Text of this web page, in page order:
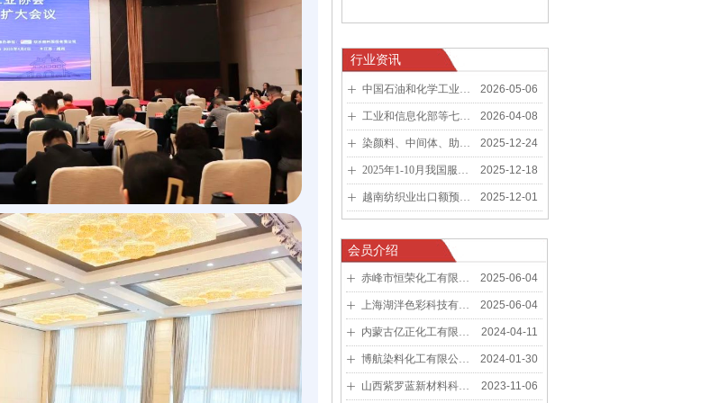
会员介绍
2025-06-04
ꄶ 赤峰市恒荣化工有限公司/CHIFENG HENGRONG CHEMICAL CO., LTD.
2025-06-04
ꄶ 上海湖泮色彩科技有限公司/Shanghai Hupan Color Technology Co., Ltd
2024-04-11
ꄶ 内蒙古亿正化工有限公司 Inner Mongolia Yizheng Chemical Co., Ltd
2024-01-30
ꄶ 博航染料化工有限公司/BORN ON 2019 DYE CHEMICAL Co., Ltd.
2023-11-06
ꄶ 山西紫罗蓝新材料科技有限公司/SHANXI VIOLETECH NEW MATERIALS CO.LTD
行业资讯
2026-05-06
ꄶ 中国石油和化学工业联合会关于举办第十二届石油和化工企业品牌故事征文比赛活动的通知
2026-04-08
ꄶ 工业和信息化部等七部门关于印发《加力推进石化化工行业老旧装置更新改造行动方案（2026－2029年）》的通知
2025-12-24
ꄶ 染颜料、中间体、助剂等行业多家企业入选“2025年度中国精细化工TOP100企业”等榜单
2025-12-18
ꄶ 2025年1-10月我国服装出口分析
2025-12-01
ꄶ 越南纺织业出口额预计达460亿美元，稳居全球第三